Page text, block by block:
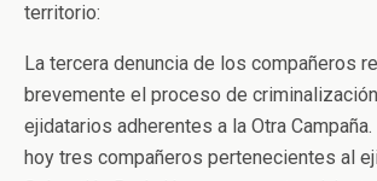
territorio:
La tercera denuncia de los compañeros
brevemente el proceso de
ejidatarios adherentes a la Otra
hoy tres compañeros pertenecientes al